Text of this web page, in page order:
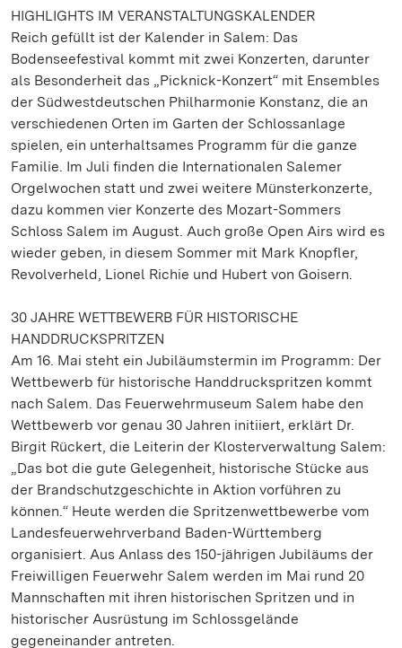
HIGHLIGHTS IM VERANSTALTUNGSKALENDER
Reich gefüllt ist der Kalender in Salem: Das
Bodenseefestival kommt mit zwei Konzerten, darunter
als Besonderheit das „Picknick-Konzert“ mit Ensembles
der Südwestdeutschen Philharmonie Konstanz, die an
verschiedenen Orten im Garten der Schlossanlage
spielen, ein unterhaltsames Programm für die ganze
Familie. Im Juli finden die Internationalen Salemer
Orgelwochen statt und zwei weitere Münsterkonzerte,
dazu kommen vier Konzerte des Mozart-Sommers
Schloss Salem im August. Auch große Open Airs wird es
wieder geben, in diesem Sommer mit Mark Knopfler,
Revolverheld, Lionel Richie und Hubert von Goisern.
30 JAHRE WETTBEWERB FÜR HISTORISCHE
HANDDRUCKSPRITZEN
Am 16. Mai steht ein Jubiläumstermin im Programm: Der
Wettbewerb für historische Handdruckspritzen kommt
nach Salem. Das Feuerwehrmuseum Salem habe den
Wettbewerb vor genau 30 Jahren initiiert, erklärt Dr.
Birgit Rückert, die Leiterin der Klosterverwaltung Salem:
„Das bot die gute Gelegenheit, historische Stücke aus
der Brandschutzgeschichte in Aktion vorführen zu
können.“ Heute werden die Spritzenwettbewerbe vom
Landesfeuerwehrverband Baden-Württemberg
organisiert. Aus Anlass des 150-jährigen Jubiläums der
Freiwilligen Feuerwehr Salem werden im Mai rund 20
Mannschaften mit ihren historischen Spritzen und in
historischer Ausrüstung im Schlossgelände
gegeneinander antreten.